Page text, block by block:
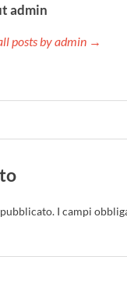
admin
posts by admin →
I campi